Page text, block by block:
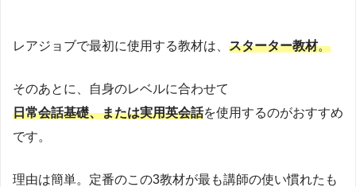
レアジョブで最初に使用する教材は、 スターター教材。
そのあとに、自身のレベルに合わせて
日常会話基礎、または実用英会話を使用するのがおすすめ
です。
理由は簡単。定番のこの3教材が最も講師の使い慣れたも